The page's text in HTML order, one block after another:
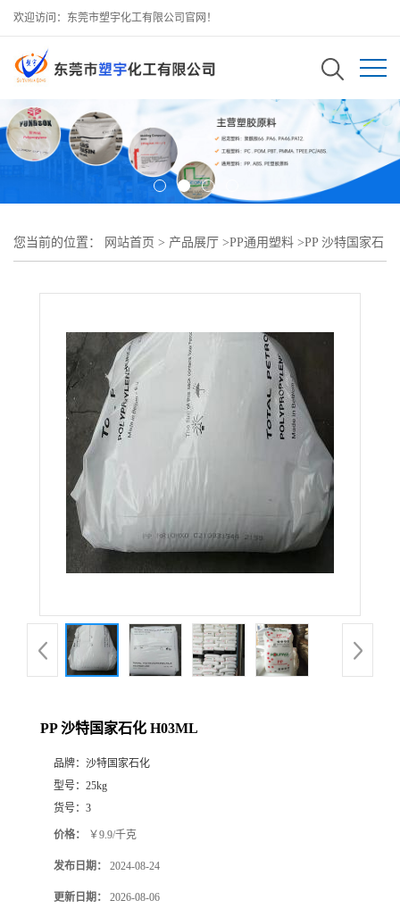
欢迎访问：东莞市塑宇化工有限公司官网！
您当前的位置： 网站首页 > 产品展厅 >PP通用塑料 >PP 沙特国家石
PP 沙特国家石化 H03ML
品牌： 沙特国家石化
型号： 25kg
货号： 3
价格： ￥9.9/千克
发布日期： 2024-08-24
更新日期： 2026-08-06